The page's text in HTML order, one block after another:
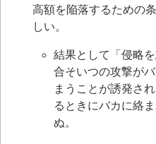
高額を陥落するための
しい。
結果として「侵略
合そいつの攻撃が
まうことが誘発さ
るときにバカに絡
ぬ。